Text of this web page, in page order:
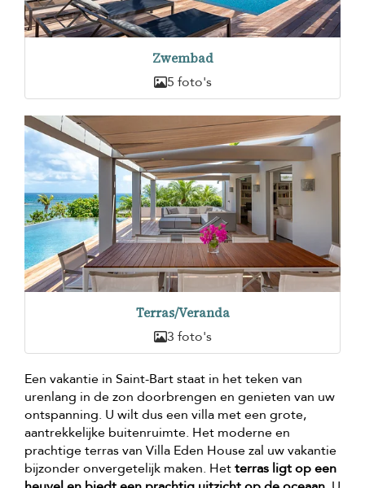
Zwembad
5 foto's
Terras/Veranda
3 foto's
Een vakantie in Saint-Bart staat in het teken van
urenlang in de zon doorbrengen en genieten van uw
ontspanning. U wilt dus een villa met een grote,
aantrekkelijke buitenruimte. Het moderne en
prachtige terras van Villa Eden House zal uw vakantie
bijzonder onvergetelijk maken. Hetterras ligt op een